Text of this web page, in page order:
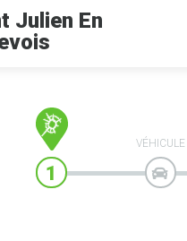
Julien En
VÉHICULE